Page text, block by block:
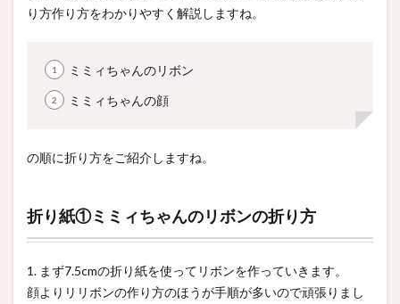
り方作り方をわかりやすく解説しますね。
ミミィちゃんのリボン
ミミィちゃんの顔
の順に折り方をご紹介しますね。
折り紙①ミミィちゃんのリボンの折り方
1. まず7.5cmの折り紙を使ってリボンを作っていきます。
顔よりリリボンの作り方のほうが手順が多いので頑張りまし